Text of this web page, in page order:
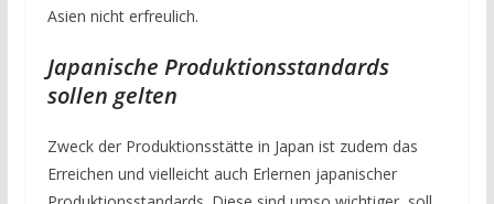
Asien nicht erfreulich.
Japanische Produktionsstandards
sollen gelten
Zweck der Produktionsstätte in Japan ist zudem das
Erreichen und vielleicht auch Erlernen japanischer